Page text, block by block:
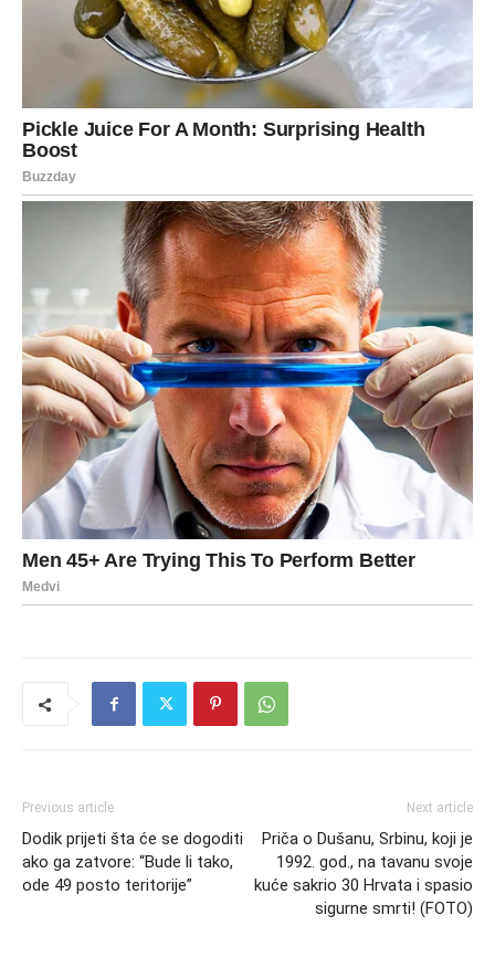
Previous article
Dodik prijeti šta će se dogoditi
ako ga zatvore: “Bude li tako,
ode 49 posto teritorije”
Next article
Priča o Dušanu, Srbinu, koji je
1992. god., na tavanu svoje
kuće sakrio 30 Hrvata i spasio
sigurne smrti! (FOTO)